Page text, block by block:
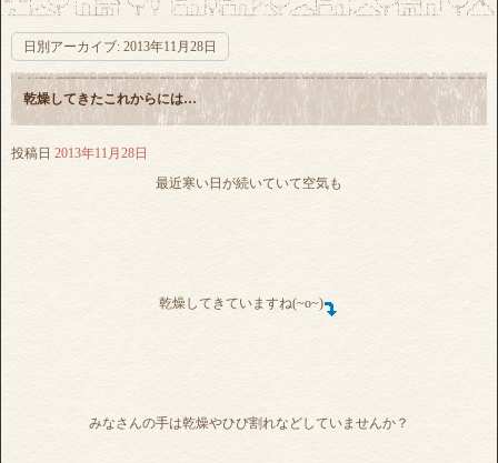
日別アーカイブ: 2013年11月28日
乾燥してきたこれからには…
投稿日 2013年11月28日
最近寒い日が続いていて空気も
乾燥してきていますね(~o~)
みなさんの手は乾燥やひび割れなどしていませんか？